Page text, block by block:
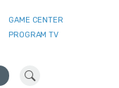
GAME CENTER
PROGRAM TV